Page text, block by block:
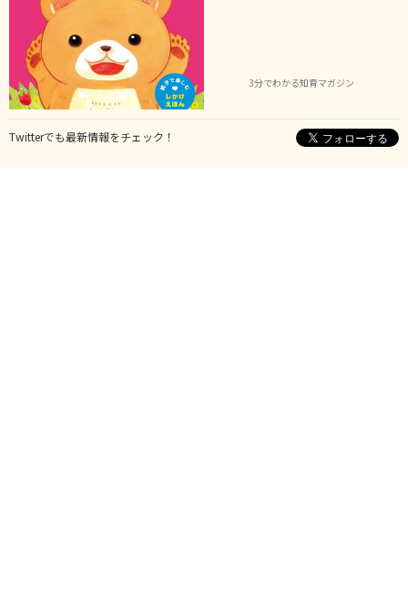
3分でわかる知育マガジン
Twitterでも最新情報をチェック！